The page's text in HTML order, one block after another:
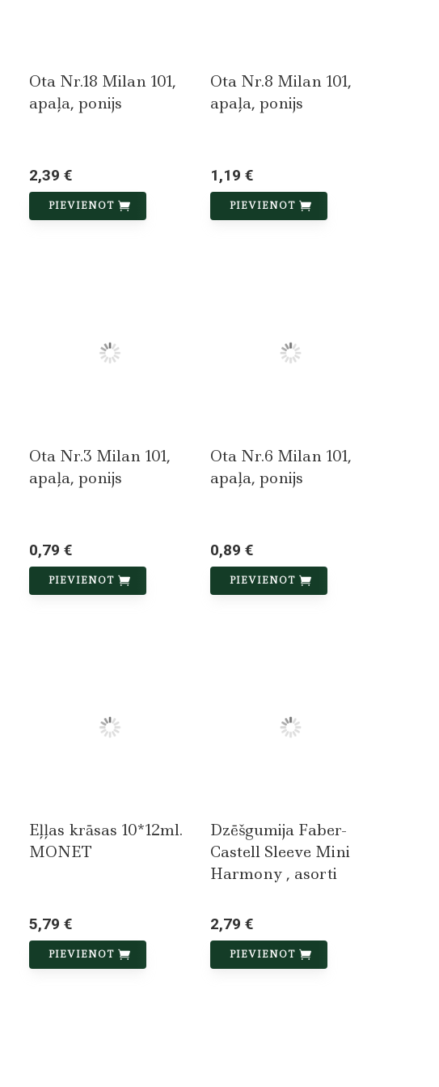
Ota Nr.18 Milan 101,
apaļa, ponijs
2,39 €
PIEVIENOT
Ota Nr.8 Milan 101,
apaļa, ponijs
1,19 €
PIEVIENOT
Ota Nr.3 Milan 101,
apaļa, ponijs
0,79 €
PIEVIENOT
Ota Nr.6 Milan 101,
apaļa, ponijs
0,89 €
PIEVIENOT
Eļļas krāsas 10*12ml.
MONET
5,79 €
PIEVIENOT
Dzēšgumija Faber-
Castell Sleeve Mini
Harmony , asorti
2,79 €
PIEVIENOT